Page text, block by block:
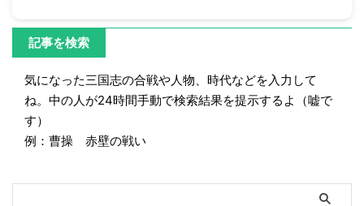
記事を検索
気になった三国志の合戦や人物、時代などを入力して
ね。中の人が24時間手動で検索結果を提示するよ（嘘で
す）
例：曹操 赤壁の戦い